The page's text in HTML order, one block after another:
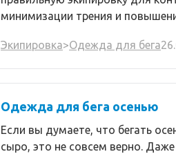
минимизации трения и
Экипировка>Одежда для бега
Одежда для бега осенью
Если вы думаете, что бегать
сыро, это не совсем верно.